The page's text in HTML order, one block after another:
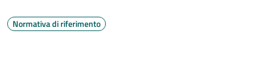
Normativa di riferimento